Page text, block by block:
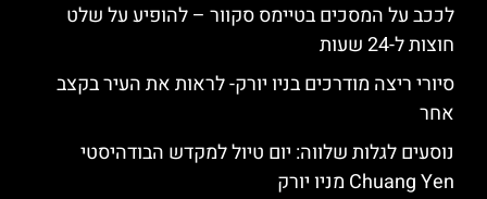
לככב על המסכים בטיימס סקוור – להופיע על שלט
חוצות ל-24 שעות
סיורי ריצה מודרכים בניו יורק- לראות את העיר בקצב
אחר
נוסעים לגלות שלווה: יום טיול למקדש הבודהיסטי
Chuang Yen מניו יורק